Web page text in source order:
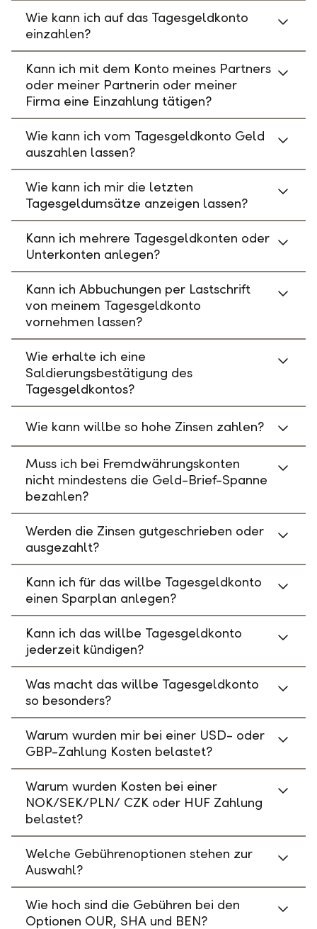
Wie kann ich auf das Tagesgeldkonto
einzahlen?
Kann ich mit dem Konto meines Partners
oder meiner Partnerin oder meiner
Firma eine Einzahlung tätigen?
Wie kann ich vom Tagesgeldkonto Geld
auszahlen lassen?
Wie kann ich mir die letzten
Tagesgeldumsätze anzeigen lassen?
Kann ich mehrere Tagesgeldkonten oder
Unterkonten anlegen?
Kann ich Abbuchungen per Lastschrift
von meinem Tagesgeldkonto
vornehmen lassen?
Wie erhalte ich eine
Saldierungsbestätigung des
Tagesgeldkontos?
Wie kann willbe so hohe Zinsen zahlen?
Muss ich bei Fremdwährungskonten
nicht mindestens die Geld-Brief-Spanne
bezahlen?
Werden die Zinsen gutgeschrieben oder
ausgezahlt?
Kann ich für das willbe Tagesgeldkonto
einen Sparplan anlegen?
Kann ich das willbe Tagesgeldkonto
jederzeit kündigen?
Was macht das willbe Tagesgeldkonto
so besonders?
Warum wurden mir bei einer USD- oder
GBP-Zahlung Kosten belastet?
Warum wurden Kosten bei einer
NOK/SEK/PLN/ CZK oder HUF Zahlung
belastet?
Welche Gebührenoptionen stehen zur
Auswahl?
Wie hoch sind die Gebühren bei den
Optionen OUR, SHA und BEN?